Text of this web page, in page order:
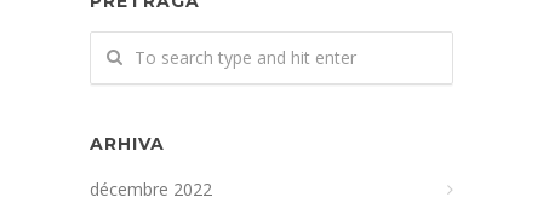
ARHIVA
décembre 2022